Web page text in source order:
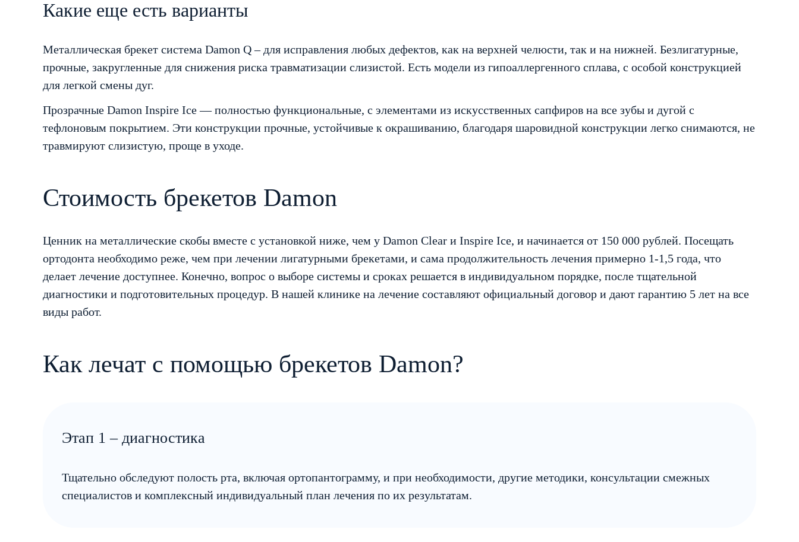
Какие еще есть варианты
Металлическая брекет система Damon Q – для исправления любых дефектов, как на верхней челюсти, так и на нижней. Безлигатурные,
прочные, закругленные для снижения риска травматизации слизистой. Есть модели из гипоаллергенного сплава, с особой конструкцией
для легкой смены дуг.
Прозрачные Damon Inspire Ice — полностью функциональные, с элементами из искусственных сапфиров на все зубы и дугой с
тефлоновым покрытием. Эти конструкции прочные, устойчивые к окрашиванию, благодаря шаровидной конструкции легко снимаются, не
травмируют слизистую, проще в уходе.
Стоимость брекетов Damon
Ценник на металлические скобы вместе с установкой ниже, чем у Damon Clear и Inspire Ice, и начинается от 150 000 рублей. Посещать
ортодонта необходимо реже, чем при лечении лигатурными брекетами, и сама продолжительность лечения примерно 1-1,5 года, что
делает лечение доступнее. Конечно, вопрос о выборе системы и сроках решается в индивидуальном порядке, после тщательной
диагностики и подготовительных процедур. В нашей клинике на лечение составляют официальный договор и дают гарантию 5 лет на все
виды работ.
Как лечат с помощью брекетов Damon?
Этап 1 – диагностика
Тщательно обследуют полость рта, включая ортопантограмму, и при необходимости, другие методики, консультации смежных
специалистов и комплексный индивидуальный план лечения по их результатам.